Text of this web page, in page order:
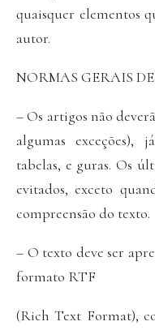
quaisquer elementos
autor.
NORMAS GERAIS
– Os artigos não
algumas exceções),
tabelas, e guras. Os
evitados, exceto
compreensão do texto.
– O texto deve ser
formato RTF
(Rich Text Format),